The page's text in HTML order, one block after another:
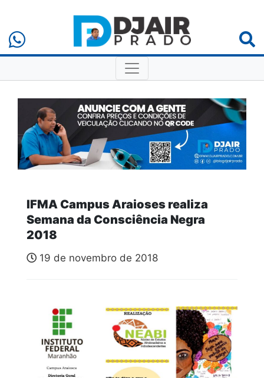
IFMA Campus Araioses realiza
Semana da Consciência Negra
2018
19 de novembro de 2018